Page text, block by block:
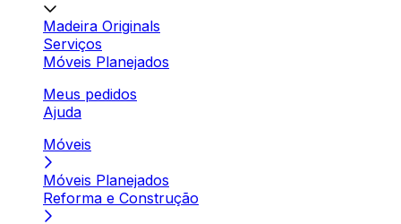
Madeira Originals
Serviços
Móveis Planejados
Meus pedidos
Ajuda
Móveis
Móveis Planejados
Reforma e Construção